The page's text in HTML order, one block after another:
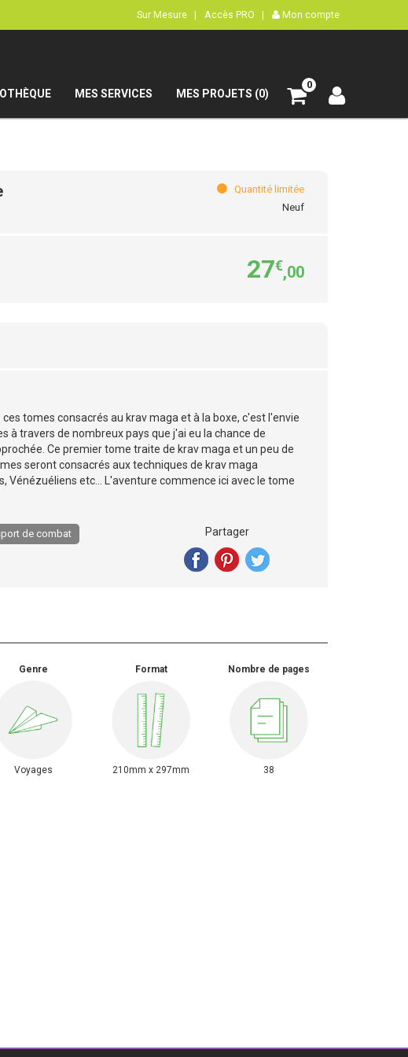
Sur Mesure | Accès PRO | Mon compte
MES SERVICES MES PROJETS (0)
0
Quantité limitée
Neuf
27€,00
tomes consacrés au krav maga et à la boxe, c'est l'envie
à travers de nombreux pays que j'ai eu la chance de
Ce premier tome traite de krav maga et un peu de
seront consacrés aux techniques de krav maga
Vénézuéliens etc... L'aventure commence ici avec le tome
de combat Partager
Genre
Voyages
Format
210mm x 297mm
Nombre de pages
38